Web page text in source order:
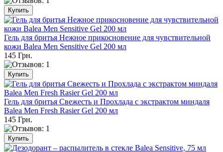
Гель для бритья Нежное прикосновение для чувствительной
кожи Balea Men Sensitive Gel 200 мл
145 Грн.
Гель для бритья Свежесть и Прохлада с экстрактом миндаля
Balea Men Fresh Rasier Gel 200 мл
145 Грн.